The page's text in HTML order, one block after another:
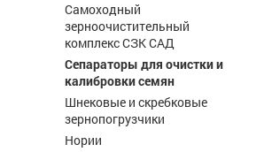
Cамоходный
зерноочистительный
комплекс СЗК САД
Сепараторы для очистки и
калибровки семян
Шнековые и скребковые
зернопогрузчики
Нории